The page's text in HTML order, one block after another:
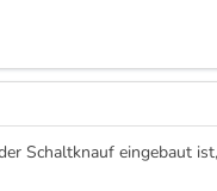
Schaltknauf eingebaut